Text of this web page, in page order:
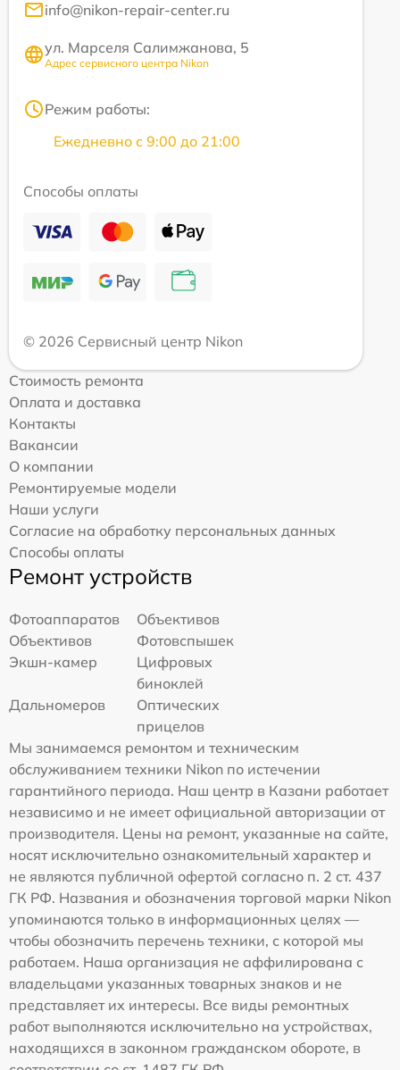
info@nikon-repair-center.ru
ул. Марселя Салимжанова, 5
Адрес сервисного центра Nikon
Режим работы:
Ежедневно с 9:00 до 21:00
Способы оплаты
© 2026 Сервисный центр Nikon
Стоимость ремонта
Оплата и доставка
Контакты
Вакансии
О компании
Ремонтируемые модели
Наши услуги
Согласие на обработку персональных данных
Способы оплаты
Ремонт устройств
Фотоаппаратов
Объективов
Объективов
Фотовспышек
Экшн-камер
Цифровых
биноклей
Дальномеров
Оптических
прицелов
Мы занимаемся ремонтом и техническим
обслуживанием техники Nikon по истечении
гарантийного периода. Наш центр в Казани работает
независимо и не имеет официальной авторизации от
производителя. Цены на ремонт, указанные на сайте,
носят исключительно ознакомительный характер и
не являются публичной офертой согласно п. 2 ст. 437
ГК РФ. Названия и обозначения торговой марки Nikon
упоминаются только в информационных целях —
чтобы обозначить перечень техники, с которой мы
работаем. Наша организация не аффилирована с
владельцами указанных товарных знаков и не
представляет их интересы. Все виды ремонтных
работ выполняются исключительно на устройствах,
находящихся в законном гражданском обороте, в